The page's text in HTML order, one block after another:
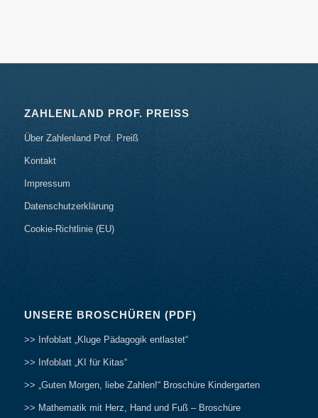
ZAHLENLAND PROF. PREISS
Über Zahlenland Prof. Preiß
Kontakt
Impressum
Datenschutzerklärung
Cookie-Richtlinie (EU)
UNSERE BROSCHÜREN (PDF)
>> Infoblatt „Kluge Pädagogik entlastet“
>> Infoblatt „KI für Kitas“
>> „Guten Morgen, liebe Zahlen!“ Broschüre Kindergarten
>> Mathematik mit Herz, Hand und Fuß – Broschüre